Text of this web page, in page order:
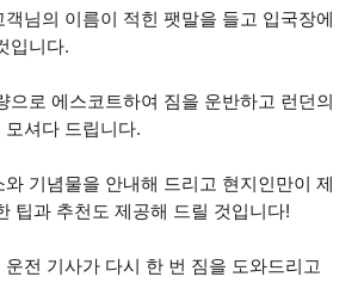
님의 이름이 적힌 팻말을 들고 입국장에
입니다.
으로 에스코트하여 짐을 운반하고 런던의
셔다 드립니다.
기념물을 안내해 드리고 현지인만이 제
팁과 추천도 제공해 드릴 것입니다!
전 기사가 다시 한 번 짐을 도와드리고